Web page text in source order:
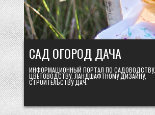
САД ОГОРОД ДАЧА
ИНФОРМАЦИОННЫЙ ПОРТАЛ ПО САДОВОДСТВУ,
ЦВЕТОВОДСТВУ, ЛАНДШАФТНОМУ ДИЗАЙНУ,
СТРОИТЕЛЬСТВУ ДАЧ.